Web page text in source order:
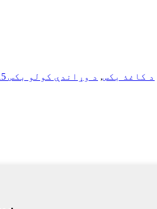
د کاغذ بکس, د وړاندې کولو بکس